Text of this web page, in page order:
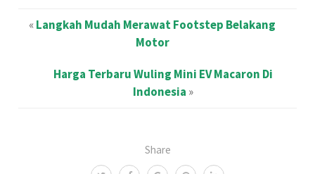
Share
«Langkah Mudah Merawat Footstep Belakang
Motor
Harga Terbaru Wuling Mini EV Macaron Di
Indonesia »